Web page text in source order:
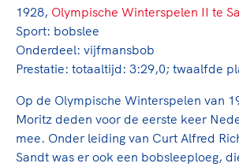
Nieuwspagina
Columns
Sport gaat niet vanzelf
Sportmatch
Clubacties
Handboek Wet- en Regelgeving
High5 Stappenplan
Europese Spelen Istanbul 2027
Topsportbeleid
Topsportfinanciering
Maatschappelijke waarde topsport
Top teamsportcompetities
1928, Olympische Winterspelen II te
Sport: bobslee
Onderdeel: vijfmansbob
Prestatie: totaaltijd: 3:29,0; twaalfde
Op de Olympische Winterspelen van
Moritz deden voor de eerste keer
mee. Onder leiding van Curt Alfred
Sandt was er ook een bobsleeploeg,